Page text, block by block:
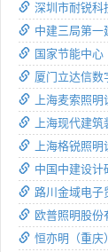
深圳市耐锐科
中建三局第一
国家节能中心
厦门立达信数
上海麦索照
上海现代建
上海格锐照
中国中建设计
路川金域电子
欧普照明股份
恒亦明（重庆